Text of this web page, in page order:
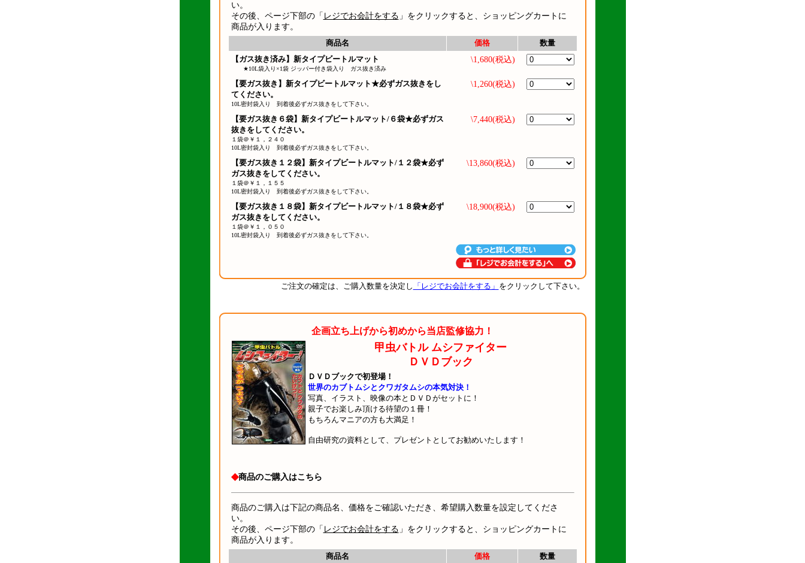
い。
その後、ページ下部の「 レジでお会計をする 」をクリックすると、ショッピングカートに
商品が入ります。
商品名 価格 数量
【ガス抜き済み】新タイプビートルマット
★10L袋入り×1袋 ジッパー付き袋入り ガス抜き済み
\1,680(税込)
【要ガス抜き】新タイプビートルマット★必ずガス抜きをし
てください。
10L密封袋入り 到着後必ずガス抜きをして下さい。
\1,260(税込)
【要ガス抜き６袋】新タイプビートルマット/６袋★必ずガス
抜きをしてください。
１袋＠￥１，２４０
10L密封袋入り 到着後必ずガス抜きをして下さい。
\7,440(税込)
【要ガス抜き１２袋】新タイプビートルマット/１２袋★必ず
ガス抜きをしてください。
１袋＠￥１，１５５
10L密封袋入り 到着後必ずガス抜きをして下さい。
\13,860(税込)
【要ガス抜き１８袋】新タイプビートルマット/１８袋★必ず
ガス抜きをしてください。
１袋＠￥１，０５０
10L密封袋入り 到着後必ずガス抜きをして下さい。
\18,900(税込)
ご注文の確定は、ご購入数量を決定し 「レジでお会計をする」 をクリックして下さい。
企画立ち上げから初めから当店監修協力！
甲虫バトル ムシファイター
ＤＶＤブック
ＤＶＤブックで初登場！
世界のカブトムシとクワガタムシの本気対決！
写真、イラスト、映像の本とＤＶＤがセットに！
親子でお楽しみ頂ける待望の１冊！
もちろんマニアの方も大満足！
自由研究の資料として、プレゼントとしてお勧めいたします！
◆商品のご購入はこちら
商品のご購入は下記の商品名、価格をご確認いただき、希望購入数量を設定してくださ
い。
その後、ページ下部の「 レジでお会計をする 」をクリックすると、ショッピングカートに
商品が入ります。
商品名 価格 数量